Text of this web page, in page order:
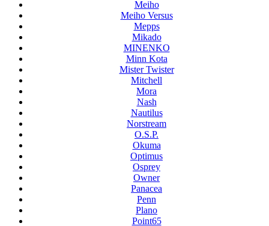
Meiho
Meiho Versus
Mepps
Mikado
MINENKO
Minn Kota
Mister Twister
Mitchell
Mora
Nash
Nautilus
Norstream
O.S.P.
Okuma
Optimus
Osprey
Owner
Panacea
Penn
Plano
Point65